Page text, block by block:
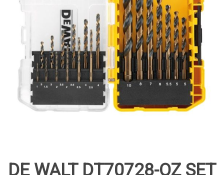
DE WALT DT70728-QZ SET